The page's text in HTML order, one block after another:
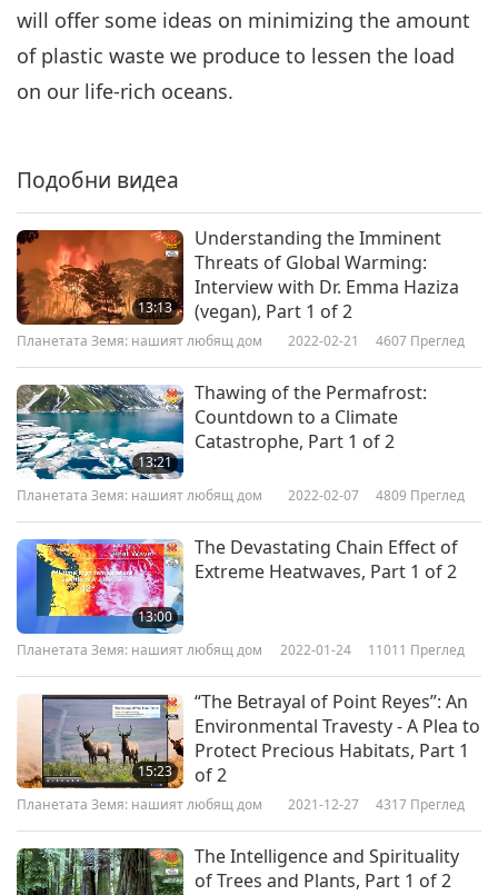
will offer some ideas on minimizing the amount
of plastic waste we produce to lessen the load
on our life-rich oceans.
Подобни видеа
13:13
Understanding the Imminent
Threats of Global Warming:
Interview with Dr. Emma Haziza
(vegan), Part 1 of 2
Планетата Земя: нашият любящ дом 2022-02-21 4607 Преглед
13:21
Thawing of the Permafrost:
Countdown to a Climate
Catastrophe, Part 1 of 2
Планетата Земя: нашият любящ дом 2022-02-07 4809 Преглед
13:00
The Devastating Chain Effect of
Extreme Heatwaves, Part 1 of 2
Планетата Земя: нашият любящ дом 2022-01-24 11011 Преглед
15:23
“The Betrayal of Point Reyes”: An
Environmental Travesty - A Plea to
Protect Precious Habitats, Part 1
of 2
Планетата Земя: нашият любящ дом 2021-12-27 4317 Преглед
The Intelligence and Spirituality
of Trees and Plants, Part 1 of 2